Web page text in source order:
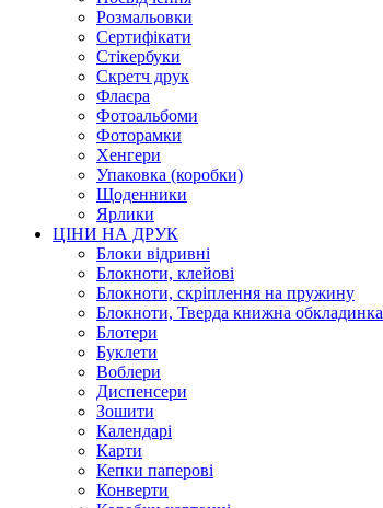
Розмальовки
Сертифікати
Стікербуки
Скретч друк
Флаєра
Фотоальбоми
Фоторамки
Хенгери
Упаковка (коробки)
Щоденники
Ярлики
ЦІНИ НА ДРУК
Блоки відривні
Блокноти, клейові
Блокноти, скріплення на пружину
Блокноти, Тверда книжна обкладинка
Блотери
Буклети
Воблери
Диспенсери
Зошити
Календарі
Карти
Кепки паперові
Конверти